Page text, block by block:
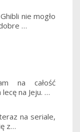
nie mogło
…
na całość
na Jeju. …
na seriale,
z…